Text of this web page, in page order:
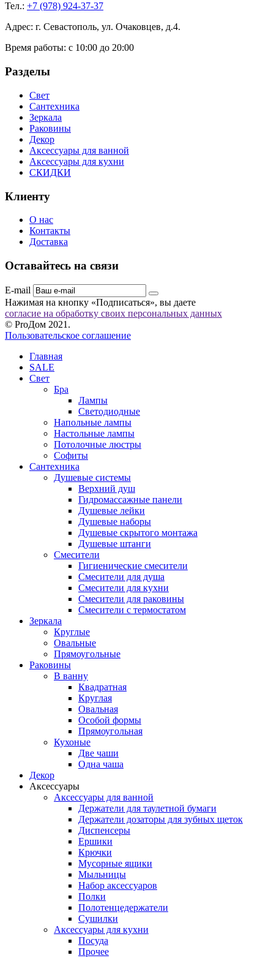
Тел.: +7 (978) 924-37-37
Адрес: г. Севастополь, ул. Очаковцев, д.4.
Время работы: с 10:00 до 20:00
Разделы
Свет
Сантехника
Зеркала
Раковины
Декор
Аксессуары для ванной
Аксессуары для кухни
СКИДКИ
Клиенту
О нас
Контакты
Доставка
Оставайтесь на связи
E-mail
Нажимая на кнопку «Подписаться», вы даете
согласие на обработку своих персональных данных
© ProДом 2021.
Пользовательское соглашение
Главная
SALE
Свет
Бра
Лампы
Светодиодные
Напольные лампы
Настольные лампы
Потолочные люстры
Софиты
Сантехника
Душевые системы
Верхний душ
Гидромассажные панели
Душевые лейки
Душевые наборы
Душевые скрытого монтажа
Душевые штанги
Смесители
Гигиенические смесители
Смесители для душа
Смесители для кухни
Смесители для раковины
Смесители с термостатом
Зеркала
Круглые
Овальные
Прямоугольные
Раковины
В ванну
Квадратная
Круглая
Овальная
Особой формы
Прямоугольная
Кухоные
Две чаши
Одна чаша
Декор
Аксессуары
Аксессуары для ванной
Держатели для таулетной бумаги
Держатели дозаторы для зубных щеток
Диспенсеры
Ершики
Крючки
Мусорные ящики
Мыльницы
Набор аксессуаров
Полки
Полотенцедержатели
Сушилки
Аксессуары для кухни
Посуда
Прочее